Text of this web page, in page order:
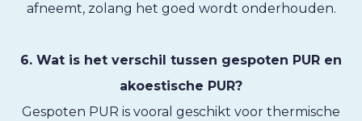
afneemt, zolang het goed wordt onderhouden.
6. Wat is het verschil tussen gespoten PUR en
akoestische PUR?
Gespoten PUR is vooral geschikt voor thermische